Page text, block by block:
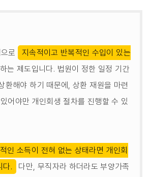
로
지속적이고 반복적인 수입이 있는
는 제도입니다. 법원이 정한 일정 기간
환해야 하기 때문에, 상환 재원을 마련
어야만 개인회생 절차를 진행할 수 있
인 소득이 전혀 없는 상태라면 개인회
다.
다만, 무직자라 하더라도 부양가족